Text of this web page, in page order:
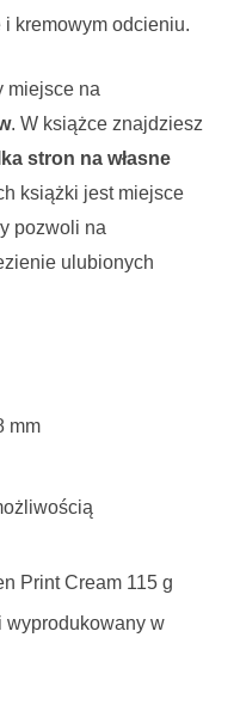
i kremowym odcieniu.
miejsce na
. W książce znajdziesz
stron na własne
książki jest miejsce
pozwoli na
ulubionych
mm
Print Cream 115 g
wyprodukowany w